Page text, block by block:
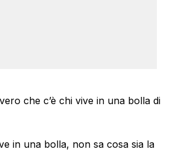
che c’è chi vive in una bolla di
in una bolla, non sa cosa sia la